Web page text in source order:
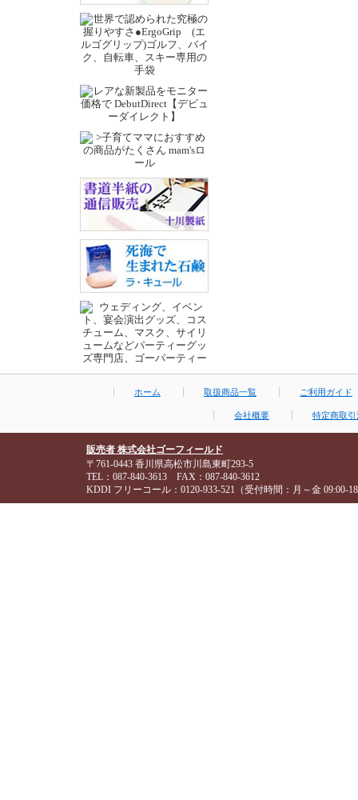
ホーム 取扱商品一覧 ご利用ガイド
会社概要 特定商取
販売者 株式会社ゴーフィールド
〒761-0443 香川県高松市川島東町293-5
TEL：087-840-3613 FAX：087-840-3612
KDDI フリーコール：0120-933-521（受付時間：月～金 09:00-